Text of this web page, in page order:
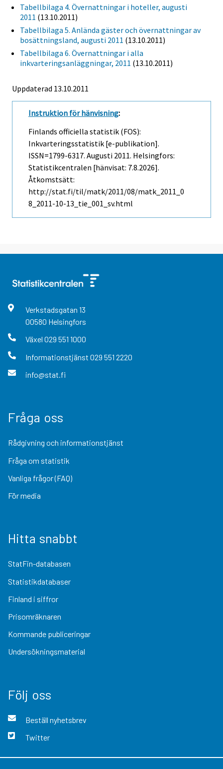
Tabellbilaga 4. Övernattningar i hoteller, augusti
2011 (13.10.2011)
Tabellbilaga 5. Anlända gäster och övernattningar av
bosättningsland, augusti 2011 (13.10.2011)
Tabellbilaga 6. Övernattningar i alla
inkvarteringsanläggningar, 2011 (13.10.2011)
Uppdaterad 13.10.2011
Instruktion för hänvisning:
Finlands officiella statistik (FOS):
Inkvarteringsstatistik [e-publikation].
ISSN=1799-6317. Augusti 2011. Helsingfors:
Statistikcentralen [hänvisat: 7.8.2026].
Åtkomstsätt:
http://stat.fi/til/matk/2011/08/matk_2011_0
8_2011-10-13_tie_001_sv.html
Verkstadsgatan 13
00580 Helsingfors
Växel 029 551 1000
Informationstjänst 029 551 2220
info@stat.fi
Fråga oss
Rådgivning och informationstjänst
Fråga om statistik
Vanliga frågor (FAQ)
För media
Hitta snabbt
StatFin-databasen
Statistikdatabaser
Finland i siffror
Prisomräknaren
Kommande publiceringar
Undersökningsmaterial
Följ oss
Beställ nyhetsbrev
Twitter